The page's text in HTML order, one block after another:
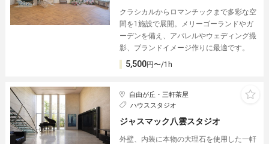
クラシカルからロマンチックまで多彩な空
間を1施設で展開。メリーゴーランドやガ
ーデンを備え、アパレルやウェディング撮
影、ブランドイメージ作りに最適です。
5,500円〜/1h
自由が丘・三軒茶屋
ハウススタジオ
ジャスマック八雲スタジオ
外壁、内装に本物の大理石を使用した一軒